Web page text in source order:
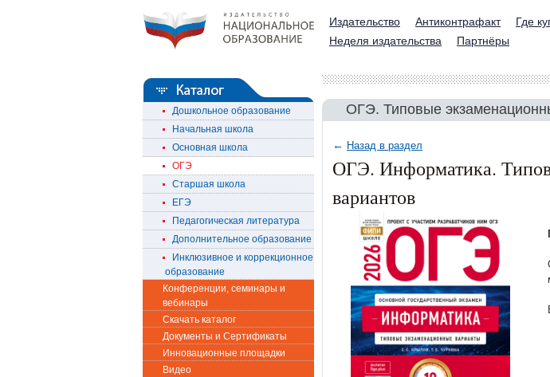
Издательство Антиконтрафакт Где
Неделя издательства
Партнёры
Дошкольное образование
Начальная школа
Основная школа
ОГЭ
Старшая школа
ЕГЭ
Педагогическая литература
Дополнительное образование
Инклюзивное и коррекционное
образование
Конференции, семинары и
вебинары
Скачать каталог
Документы и Сертификаты
Инновационные площадки
Видео
ОГЭ. Типовые
← Назад в раздел
ОГЭ. Информатика.
вариантов